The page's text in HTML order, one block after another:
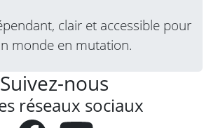
clair et accessible pour
monde en mutation.
Suivez-nous
réseaux sociaux